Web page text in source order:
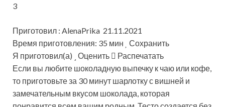
3
Приготовил : AlenaPrika 21.11.2021
Время приготовления: 35 мин
Сохранить
Я приготовил(а)
Оценить
Распечатать
Если вы любите шоколадную выпечку к чаю или кофе,
то приготовьте за 30 минут шарлотку с вишней и
замечательным вкусом шоколада, которая